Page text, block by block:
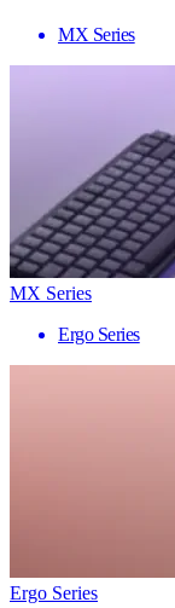
MX Series
MX Series
Ergo Series
Ergo Series